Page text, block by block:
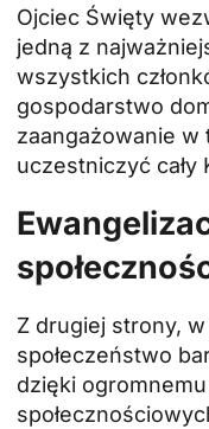
Ojciec Święty
jedną z
wszystkich
gospodarstwo
zaangażowanie
uczestniczyć cały
Z drugiej strony,
społeczeństwo
dzięki